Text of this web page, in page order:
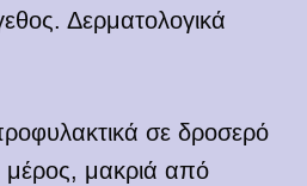
Δερματολογικά
σε δροσερό
μέρος, μακριά από